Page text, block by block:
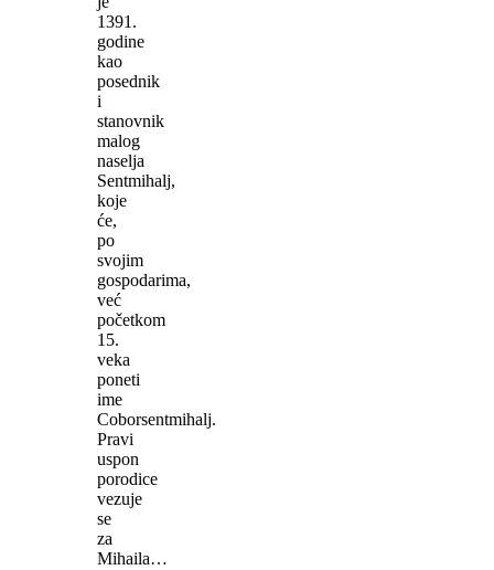
1391.
godine
kao
posednik
i
stanovnik
malog
naselja
Sentmihalj,
koje
će,
po
svojim
gospodarima,
već
početkom
15.
veka
poneti
ime
Coborsentmihalj.
Pravi
uspon
porodice
vezuje
se
za
Mihaila…